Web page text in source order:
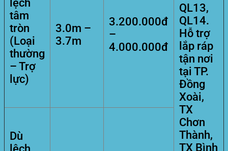
QL13,
QL14.
Hỗ trợ
lắp ráp
tận nơi
tại TP.
Đồng
Xoài,
TX
Chơn
Thành,
TX Bình
lệch
tâm
tròn
(Loại
thường
– Trợ
lực)
3.0m –
3.7m
3.200.000đ
–
4.000.000đ
Dù